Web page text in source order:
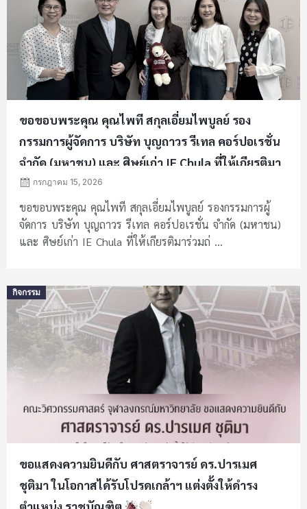
ขอขอบพระคุณ คุณไพที สกุลเอี่ยมไพบูลย์ รอง
กรรมการผู้จัดการ บริษัท บุญถาวร รีเทล คอร์ปอเรชั่น
จำกัด (มหาชน) และ ศิษย์เก่า IE Chula ที่ให้เกียรติมา
ร่วมถ่ายทอดประสบการณ์และมุมมองทางธุรกิจใน
หัวข้อ Value Chain in the Uncertain World From
Value Chain to Value Ecosystem: กรอบคิดใหม่
สำหรับผู้นำธุรกิจยุคนี้
กรกฎาคม 15, 2026
ขอขอบพระคุณ คุณไพที สกุลเอี่ยมไพบูลย์ รองกรรมการผู้
จัดการ บริษัท บุญถาวร รีเทล คอร์ปอเรชั่น จำกัด (มหาชน)
และ ศิษย์เก่า IE Chula ที่ให้เกียรติมาร่วมถ่ ...
กิจกรรม
ขอแสดงความยินดีกับ ศาสตราจารย์ ดร.ปารเมศ
ชุติมา ในโอกาสได้รับโปรดเกล้าฯ แต่งตั้งให้ดำรง
Posted
on